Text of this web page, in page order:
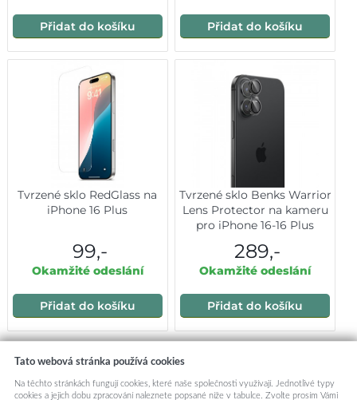
Přidat do košíku Přidat do košíku
Tvrzené sklo RedGlass na
iPhone 16 Plus
99,-
Okamžité odeslání
Přidat do košíku
Tvrzené sklo Benks Warrior
Lens Protector na kameru
pro iPhone 16-16 Plus
289,-
Okamžité odeslání
Přidat do košíku
Mohlo by vás zajímat:
Tato webová stránka používá cookies
Na těchto stránkách fungují cookies, které naše společnosti využívají. Jednotlivé typy
cookies a jejich dobu zpracování naleznete popsané níže v tabulce. Zvolte prosím Vámi